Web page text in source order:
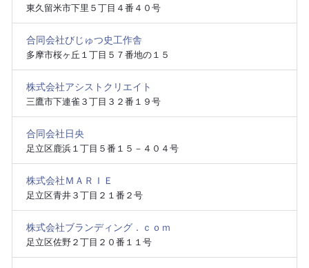
東久留米市下里５丁目４番４０号
合同会社びじゅつ史工作舎
多摩市桜ヶ丘１丁目５７番地の１５
株式会社アシストクリエイト
三鷹市下連雀３丁目３２番１９号
合同会社日央
足立区鹿浜１丁目５番１５－４０４号
株式会社ＭＡＲＩＥ
足立区青井３丁目２１番２号
株式会社ブランディング．ｃｏｍ
足立区佐野２丁目２０番１１号